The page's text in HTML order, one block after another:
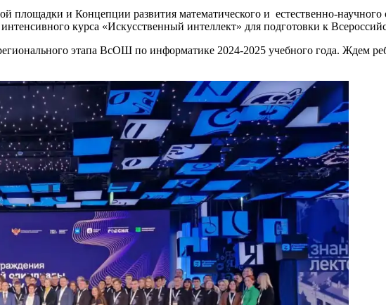
площадки и Концепции развития математического и естественно-
курса «Искусственный интеллект» для подготовки к
этапа ВсОШ по информатике 2024-2025 учебного года. Ждем